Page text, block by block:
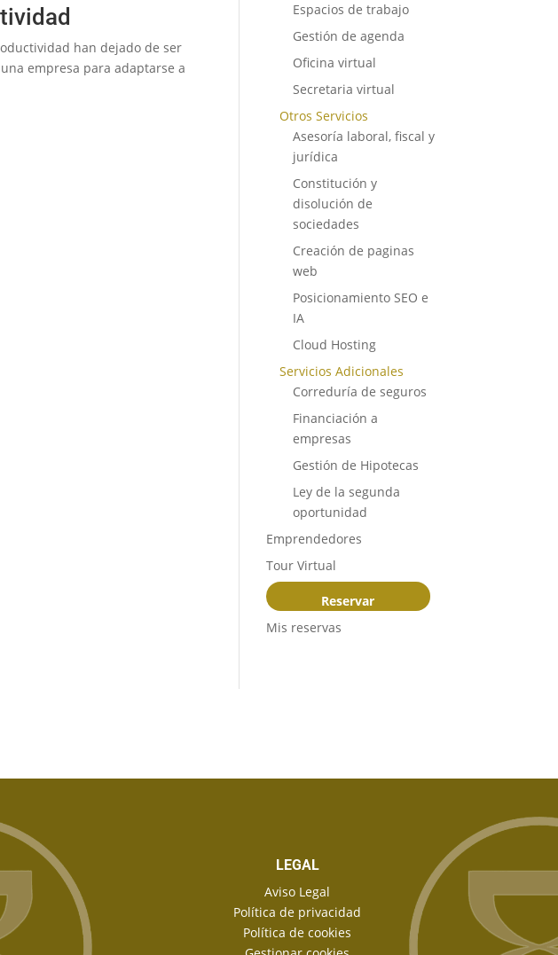
han dejado de ser
empresa para adaptarse a
Espacios de trabajo
Gestión de agenda
Oficina virtual
Secretaria virtual
Otros Servicios
Asesoría laboral, fiscal y
jurídica
Constitución y
disolución de
sociedades
Creación de paginas
web
Posicionamiento SEO e
IA
Cloud Hosting
Servicios Adicionales
Correduría de seguros
Financiación a
empresas
Gestión de Hipotecas
Ley de la segunda
oportunidad
Emprendedores
Tour Virtual
Reservar
Mis reservas
LEGAL
Aviso Legal
Política de privacidad
Política de cookies